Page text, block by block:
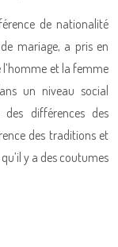
de nationalité
mariage, a pris en
l’homme et la femme
un niveau social
différences des
des traditions et
y a des coutumes